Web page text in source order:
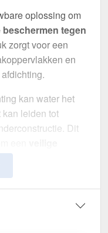
oplossing om
tegen
zorgt voor een
en
kan water het
leiden tot
Dit
te
buitenaf. Het
montage, hoge